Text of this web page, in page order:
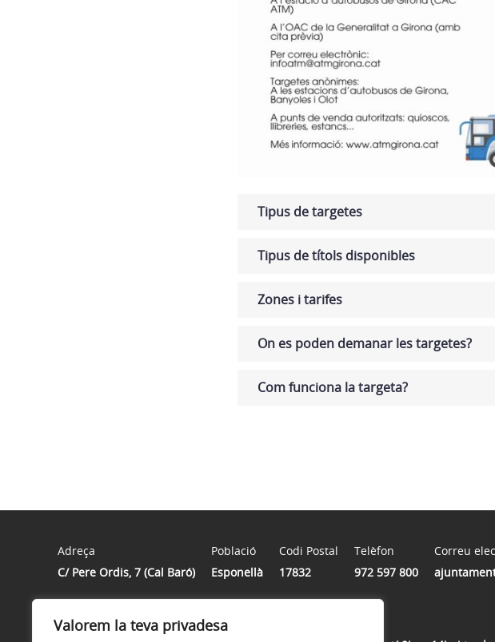
Valorem la teva privadesa
Tipus de targetes
Tipus de títols disponibles
Zones i tarifes
On es poden demanar les targetes?
Com funciona la targeta?
Adreça
C/ Pere Ordis, 7 (Cal Baró)
Població
Esponellà
Codi Postal
17832
Telèfon
972 597 800
Correu
Horari